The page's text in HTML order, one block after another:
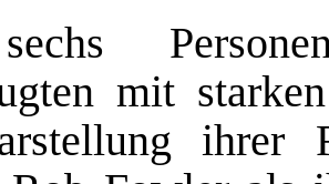
n mit starken
ihrer